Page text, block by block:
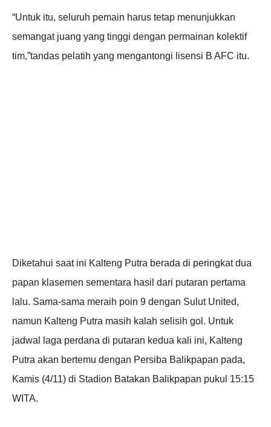
“Untuk itu, seluruh pemain harus tetap menunjukkan
semangat juang yang tinggi dengan permainan kolektif
tim,”tandas pelatih yang mengantongi lisensi B AFC itu.
Diketahui saat ini Kalteng Putra berada di peringkat dua
papan klasemen sementara hasil dari putaran pertama
lalu. Sama-sama meraih poin 9 dengan Sulut United,
namun Kalteng Putra masih kalah selisih gol. Untuk
jadwal laga perdana di putaran kedua kali ini, Kalteng
Putra akan bertemu dengan Persiba Balikpapan pada,
Kamis (4/11) di Stadion Batakan Balikpapan pukul 15:15
WITA.